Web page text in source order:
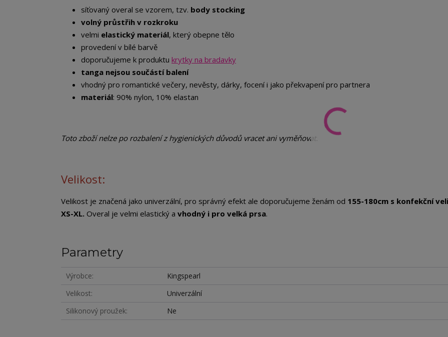
síťovaný overal se vzorem, tzv. body stocking
volný průstřih v rozkroku
velmi elastický materiál, který obepne tělo
provedení v bílé barvě
doporučujeme k produktu krytky na bradavky
tanga nejsou součástí balení
vhodný pro romantické večery, nevěsty, dárky, focení i jako překvapení pro partnera
materiál: 90% nylon, 10% elastan
Toto zboží nelze po rozbalení z hygienických důvodů vracet ani vyměňovat.
Velikost:
Velikost je značená jako univerzální, pro správný efekt ale doporučujeme ženám od 155-180cm s konfekční
XS-XL. Overal je velmi elastický a vhodný i pro velká prsa.
Parametry
Výrobce
Kingspearl
Velikost
Univerzální
Silikonový proužek
Ne